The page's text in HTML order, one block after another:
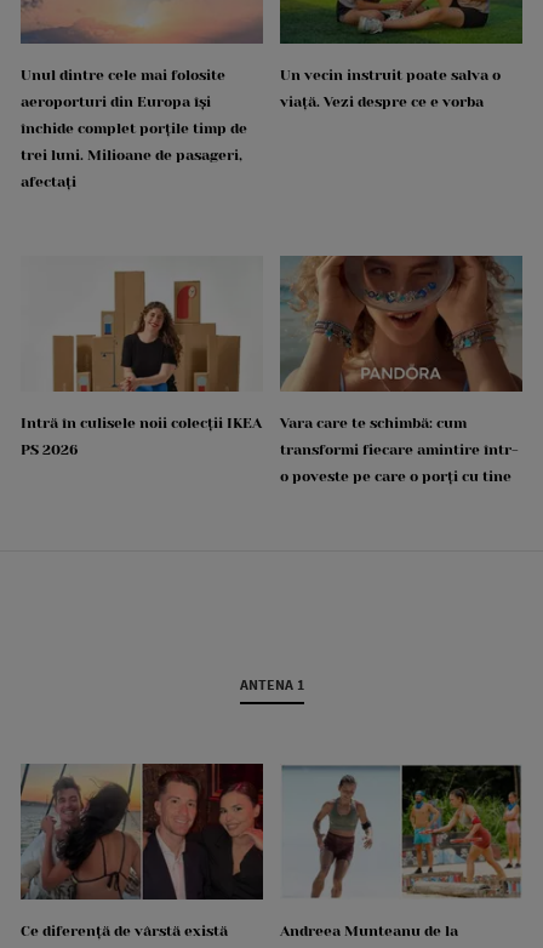
Unul dintre cele mai folosite
aeroporturi din Europa își
închide complet porțile timp de
trei luni. Milioane de pasageri,
afectați
Un vecin instruit poate salva o
viață. Vezi despre ce e vorba
Intră în culisele noii colecții IKEA
PS 2026
Vara care te schimbă: cum
transformi fiecare amintire într-
o poveste pe care o porți cu tine
ANTENA 1
Ce diferență de vârstă există
Andreea Munteanu de la